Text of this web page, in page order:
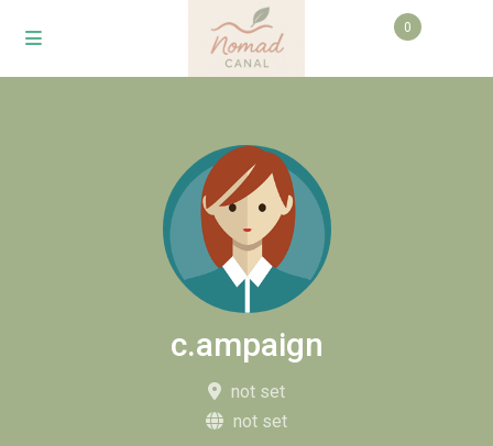
0
c.ampaign
not set
not set